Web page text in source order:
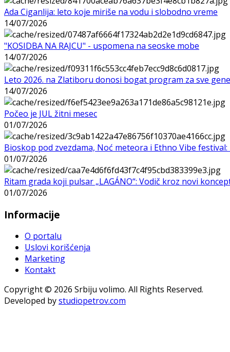
Ada Ciganlija: leto koje miriše na vodu i slobodno vreme
14/07/2026
"KOSIDBA NA RAJCU" - uspomena na seoske mobe
14/07/2026
Leto 2026. na Zlatiboru donosi bogat program za sve
14/07/2026
Počeo je JUL žitni mesec
01/07/2026
Bioskop pod zvezdama, Noć meteora i Ethno Vibe
01/07/2026
Ritam grada koji pulsar „LAGÁNO“: Vodič kroz novi
01/07/2026
Informacije
O portalu
Uslovi korišćenja
Marketing
Kontakt
Copyright © 2026 Srbiju volimo. All Rights Reserved.
Developed bystudiopetrov.com